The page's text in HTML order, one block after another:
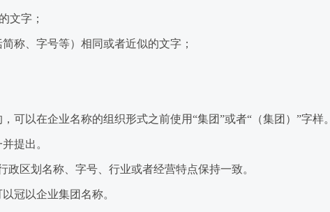
文字；
、字号等）相同或者近似的文字；
以在企业名称的组织形式之前使用“集团”或者“（集团）”字样。
提出。
区划名称、字号、行业或者经营特点保持一致。
冠以企业集团名称。